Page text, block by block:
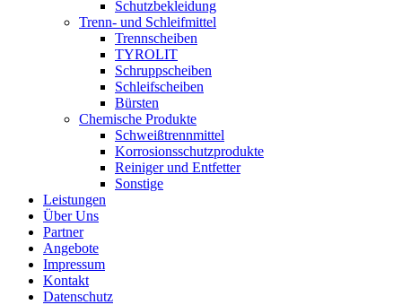
Schutzbekleidung
Trenn- und Schleifmittel
Trennscheiben
TYROLIT
Schruppscheiben
Schleifscheiben
Bürsten
Chemische Produkte
Schweißtrennmittel
Korrosionsschutzprodukte
Reiniger und Entfetter
Sonstige
Leistungen
Über Uns
Partner
Angebote
Impressum
Kontakt
Datenschutz